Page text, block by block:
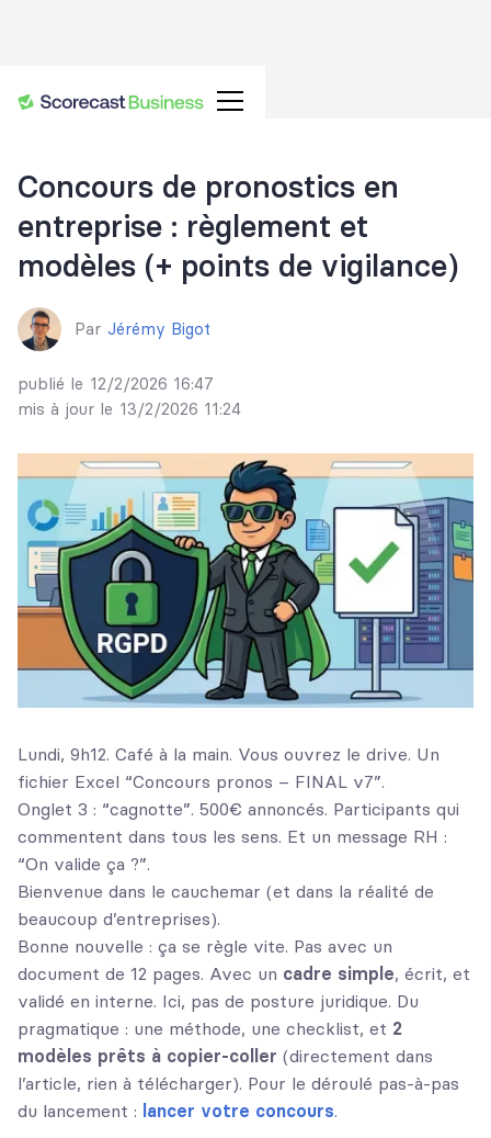
Concours de pronostics en
entreprise : règlement et
modèles (+ points de vigilance)
Par Jérémy Bigot
publié le 12/2/2026 16:47
mis à jour le 13/2/2026 11:24
Lundi, 9h12. Café à la main. Vous ouvrez le drive. Un
fichier Excel “Concours pronos – FINAL v7”.
Onglet 3 : “cagnotte”. 500€ annoncés. Participants qui
commentent dans tous les sens. Et un message RH :
“On valide ça ?”.
Bienvenue dans le cauchemar (et dans la réalité de
beaucoup d’entreprises).
Bonne nouvelle : ça se règle vite. Pas avec un
document de 12 pages. Avec un cadre simple, écrit, et
validé en interne. Ici, pas de posture juridique. Du
pragmatique : une méthode, une checklist, et 2
modèles prêts à copier-coller (directement dans
l’article, rien à télécharger). Pour le déroulé pas-à-pas
du lancement : lancer votre concours.